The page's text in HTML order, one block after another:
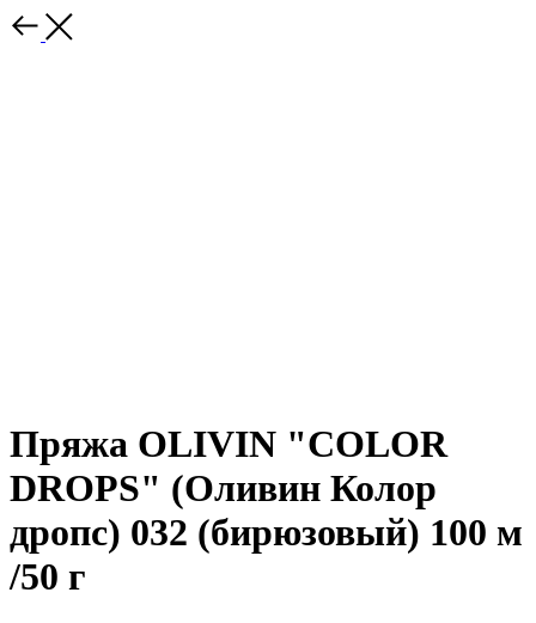
Пряжа OLIVIN "COLOR
DROPS" (Оливин Колор
дропс) 032 (бирюзовый) 100 м
/50 г